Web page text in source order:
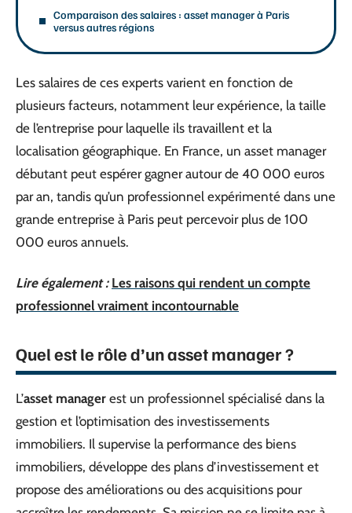
Comparaison des salaires : asset manager à Paris
versus autres régions
Les salaires de ces experts varient en fonction de
plusieurs facteurs, notamment leur expérience, la taille
de l’entreprise pour laquelle ils travaillent et la
localisation géographique. En France, un asset manager
débutant peut espérer gagner autour de 40 000 euros
par an, tandis qu’un professionnel expérimenté dans une
grande entreprise à Paris peut percevoir plus de 100
000 euros annuels.
Lire également : Les raisons qui rendent un compte
professionnel vraiment incontournable
Quel est le rôle d’un asset manager ?
L’asset manager est un professionnel spécialisé dans la
gestion et l’optimisation des investissements
immobiliers. Il supervise la performance des biens
immobiliers, développe des plans d’investissement et
propose des améliorations ou des acquisitions pour